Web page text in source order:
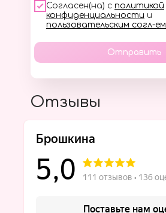
Согласен(на) с политикой
конфиденциальности и
пользовательским согл-ем
Отправить
Отзывы